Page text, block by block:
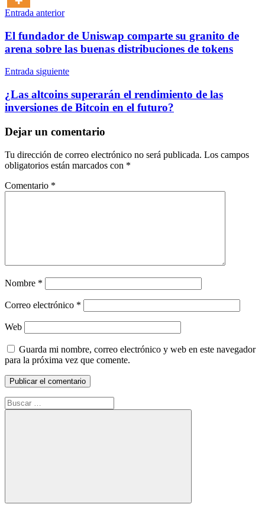
Navegación
de
entradas
Entrada anterior
El fundador de Uniswap comparte su granito de
arena sobre las buenas distribuciones de tokens
Entrada siguiente
¿Las altcoins superarán el rendimiento de las
inversiones de Bitcoin en el futuro?
Dejar un comentario
Tu dirección de correo electrónico no será publicada. Los campos
obligatorios están marcados con *
Comentario *
Nombre *
Correo electrónico *
Web
Guarda mi nombre, correo electrónico y web en este navegador
para la próxima vez que comente.
Buscar:
Buscar